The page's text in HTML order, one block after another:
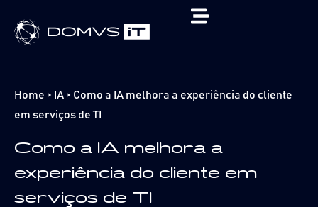
Home > IA > Como a IA melhora a experiência do cliente
em serviços de TI
Como a IA melhora a
experiência do cliente em
serviços de TI